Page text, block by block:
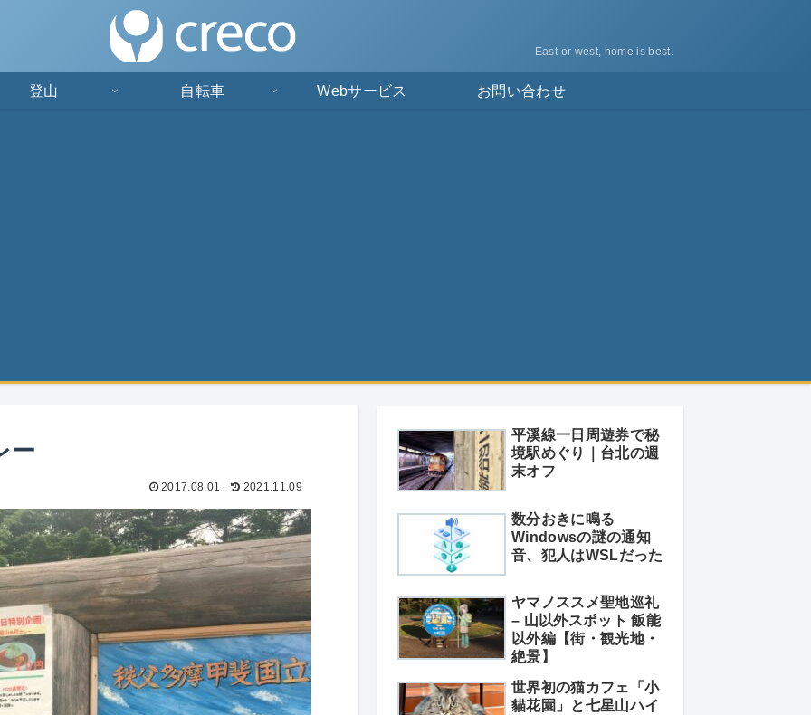
East or west, home is best.
登山 自転車 Webサービス お問い合わせ
ー
2017.08.01 2021.11.09
平溪線一日周遊券で秘
境駅めぐり｜台北の週
末オフ
数分おきに鳴る
Windowsの謎の通知
音、犯人はWSLだった
ヤマノススメ聖地巡礼
– 山以外スポット 飯能
以外編【街・観光地・
絶景】
世界初の猫カフェ「小
貓花園」と七星山ハイ